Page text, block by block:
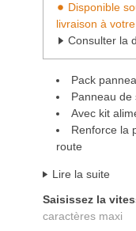
Disponible
livraison à
Consulter la
Pack
Panneau de
Avec kit
Renforce la
route
Lire la suite
Saisissez la
caractères maxi